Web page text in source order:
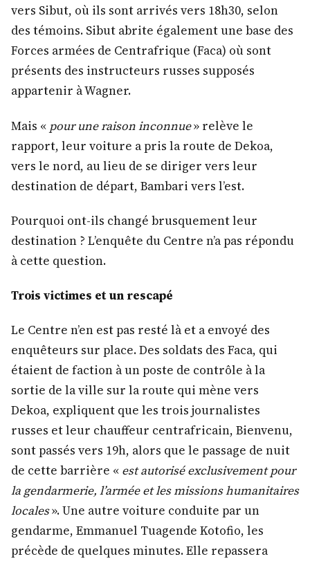
vers Sibut, où ils sont arrivés vers 18h30, selon
des témoins. Sibut abrite également une base des
Forces armées de Centrafrique (Faca) où sont
présents des instructeurs russes supposés
appartenir à Wagner.
Mais « pour une raison inconnue» relève le
rapport, leur voiture a pris la route de Dekoa,
vers le nord, au lieu de se diriger vers leur
destination de départ, Bambari vers l’est.
Pourquoi ont-ils changé brusquement leur
destination ? L’enquête du Centre n’a pas répondu
à cette question.
Trois victimes et un rescapé
Le Centre n’en est pas resté là et a envoyé des
enquêteurs sur place. Des soldats des Faca, qui
étaient de faction à un poste de contrôle à la
sortie de la ville sur la route qui mène vers
Dekoa, expliquent que les trois journalistes
russes et leur chauffeur centrafricain, Bienvenu,
sont passés vers 19h, alors que le passage de nuit
de cette barrière « est autorisé exclusivement pour
la gendarmerie, l’armée et les missions humanitaires
locales». Une autre voiture conduite par un
gendarme, Emmanuel Tuagende Kotofio, les
précède de quelques minutes. Elle repassera